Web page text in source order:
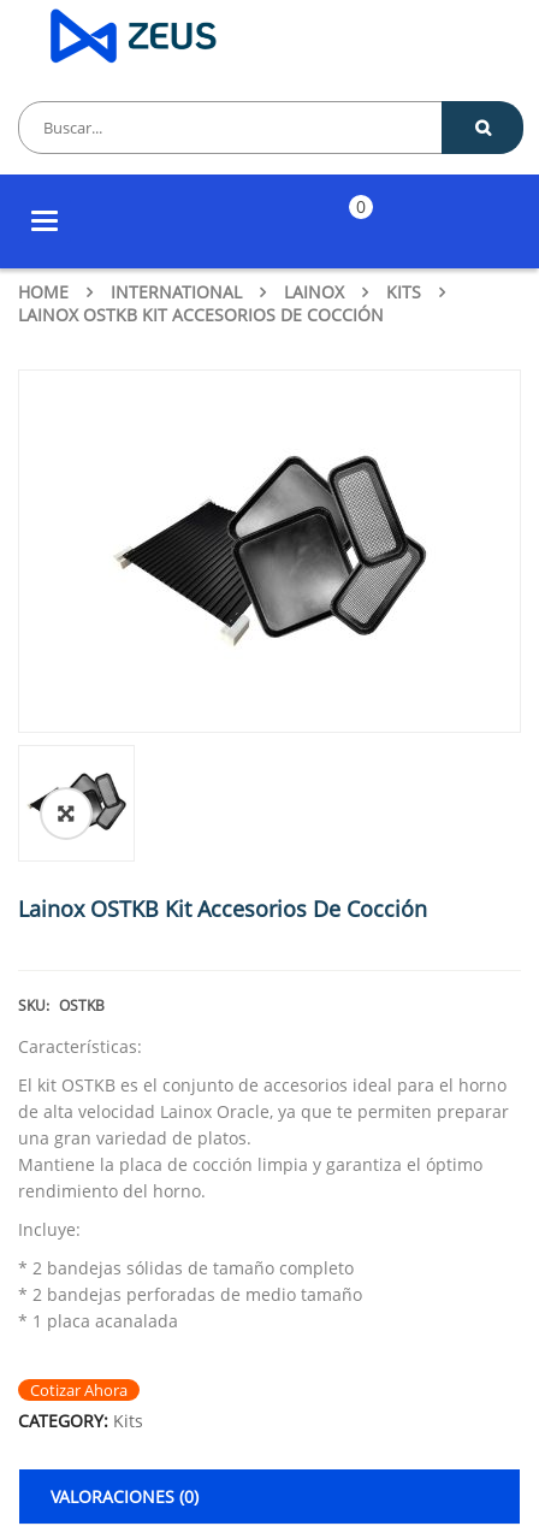
Toggle
0
HOME INTERNATIONAL LAINOX
KITS
LAINOX OSTKB KIT ACCESORIOS DE COCCIÓN
🔍
Lainox OSTKB Kit Accesorios De Cocción
SKU: OSTKB
Características:
El kit OSTKB es el conjunto de accesorios ideal para el horno
de alta velocidad Lainox Oracle, ya que te permiten preparar
una gran variedad de platos.
Mantiene la placa de cocción limpia y garantiza el óptimo
rendimiento del horno.
Incluye:
* 2 bandejas sólidas de tamaño completo
* 2 bandejas perforadas de medio tamaño
* 1 placa acanalada
Cotizar Ahora
CATEGORY: Kits
VALORACIONES (0)